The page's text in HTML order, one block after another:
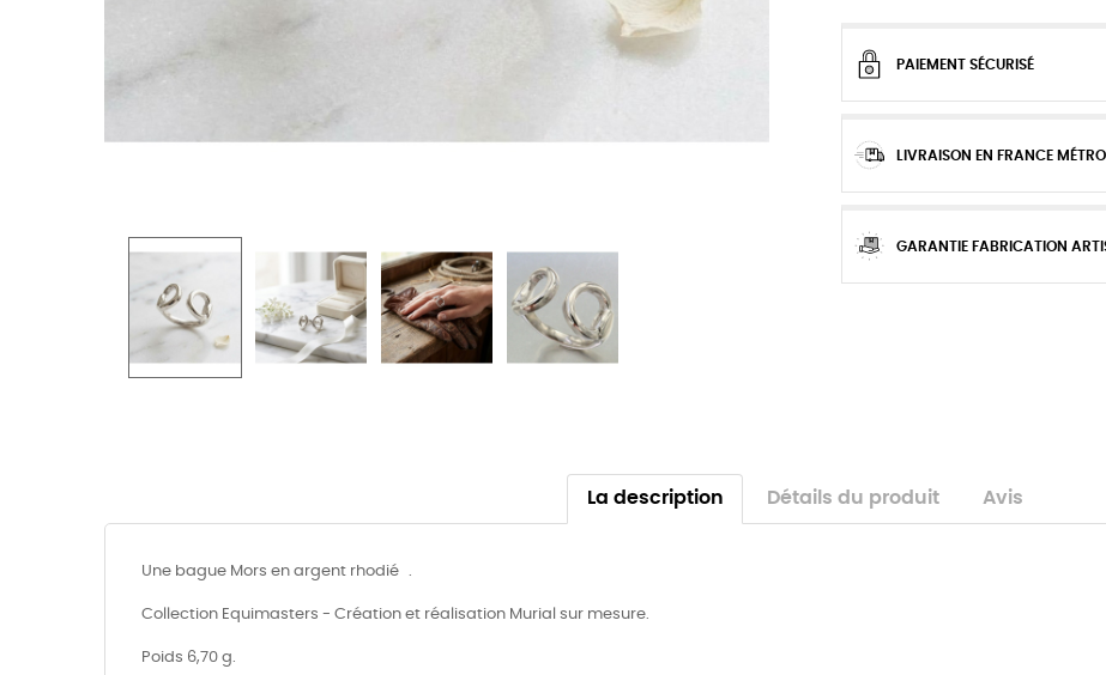
PAIEMENT SÉCURISÉ
LIVRAISON EN FRANCE
GARANTIE FABRICATION
La description Détails du produit Avis
Une bague Mors en argent rhodié .
Collection Equimasters - Création et réalisation Murial sur mesure.
Poids 6,70 g.